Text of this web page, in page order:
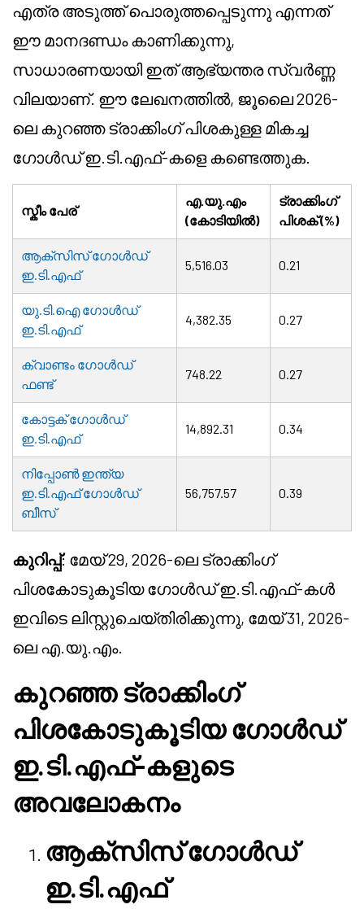
എത്ര അടുത്ത് പൊരുത്തപ്പെടുന്നു എന്നത്
ഈ മാനദണ്ഡം കാണിക്കുന്നു,
സാധാരണയായി ഇത് ആഭ്യന്തര സ്വർണ്ണ
വിലയാണ്. ഈ ലേഖനത്തിൽ, ജൂലൈ 2026-
ലെ കുറഞ്ഞ ട്രാക്കിംഗ് പിശകുള്ള മികച്ച
ഗോൾഡ് ഇ.ടി.എഫ്-കളെ കണ്ടെത്തുക.
സ്കീം പേര്
എ.യു.എം
(കോടിയിൽ)
ട്രാക്കിംഗ്
പിശക് (%)
ആക്സിസ് ഗോൾഡ്
ഇ.ടി.എഫ്
5,516.03 0.21
യു.ടി.ഐ ഗോൾഡ്
ഇ.ടി.എഫ്
4,382.35 0.27
ക്വാണ്ടം ഗോൾഡ്
ഫണ്ട്
748.22 0.27
കോട്ടക് ഗോൾഡ്
ഇ.ടി.എഫ്
14,892.31 0.34
നിപ്പോൺ ഇന്ത്യ
ഇ.ടി.എഫ് ഗോൾഡ്
ബീസ്
56,757.57 0.39
കുറിപ്പ്: മേയ് 29, 2026-ലെ ട്രാക്കിംഗ്
പിശകോടുകൂടിയ ഗോൾഡ് ഇ.ടി.എഫ്-കൾ
ഇവിടെ ലിസ്റ്റുചെയ്തിരിക്കുന്നു, മേയ് 31, 2026-
ലെ എ.യു.എം.
കുറഞ്ഞ ട്രാക്കിംഗ്
പിശകോടുകൂടിയ ഗോൾഡ്
ഇ.ടി.എഫ്-കളുടെ
അവലോകനം
ആക്സിസ് ഗോൾഡ്
ഇ.ടി.എഫ്